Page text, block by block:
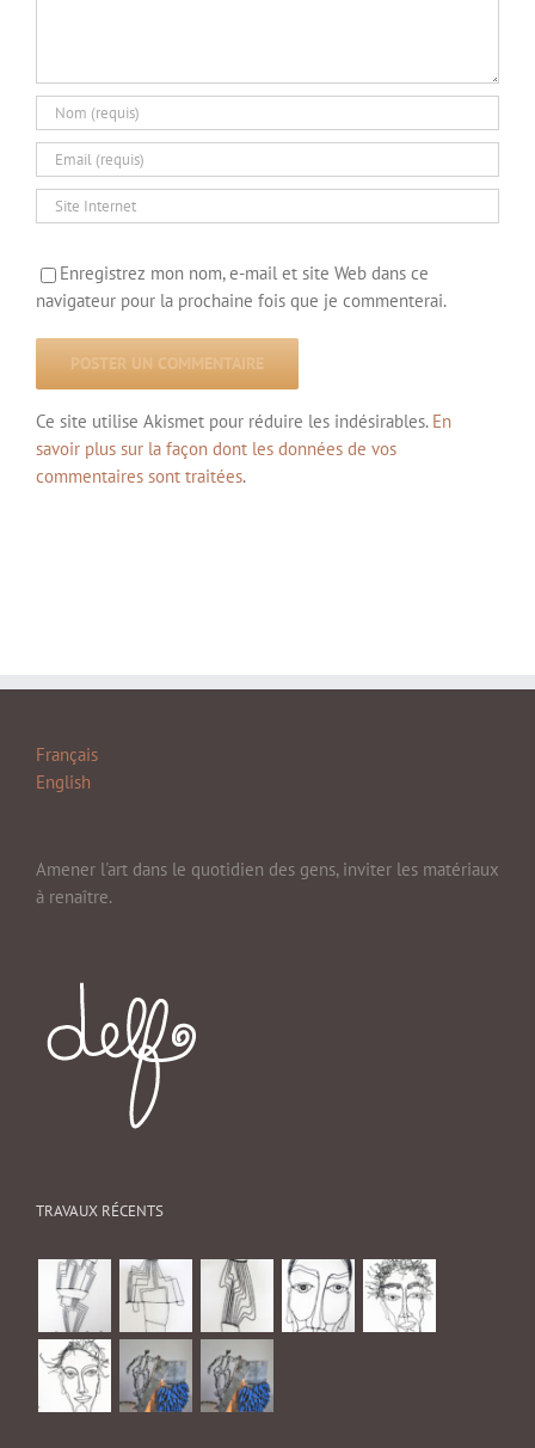
Enregistrez mon nom, e-mail et site Web dans ce
navigateur pour la prochaine fois que je commenterai.
Ce site utilise Akismet pour réduire les indésirables. En
savoir plus sur la façon dont les données de vos
commentaires sont traitées.
Français
English
Amener l'art dans le quotidien des gens, inviter les matériaux
à renaître.
TRAVAUX RÉCENTS